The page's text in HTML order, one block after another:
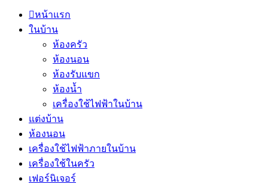
หน้าแรก
ในบ้าน
ห้องครัว
ห้องนอน
ห้องรับแขก
ห้องน้ำ
เครื่องใช้ไฟฟ้าในบ้าน
แต่งบ้าน
ห้องนอน
เครื่องใช้ไฟฟ้าภายในบ้าน
เครื่องใช้ในครัว
เฟอร์นิเจอร์